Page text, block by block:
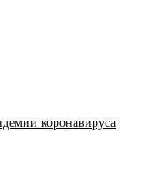
коронавируса